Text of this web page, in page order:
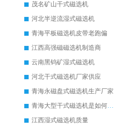
茂名矿山干式磁选机
河北半逆流湿式磁选机
青海平板磁选机皮带老跑偏
江西高强磁磁选机制造商
云南黑钨矿湿式磁选机
河北干式磁选机厂家供应
青海永磁盘式磁选机生产厂家
青海大型干式磁选机是如何选矿的
江西湿式磁选机质量